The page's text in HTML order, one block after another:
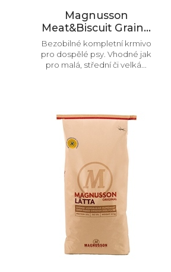
Magnusson
Meat&Biscuit Grain...
Bezobilné kompletní krmivo
pro dospělé psy. Vhodné jak
pro malá, střední či velká...